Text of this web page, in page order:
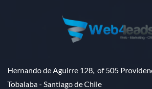
Hernando de Aguirre 128, of 505
Tobalaba - Santiago de Chile